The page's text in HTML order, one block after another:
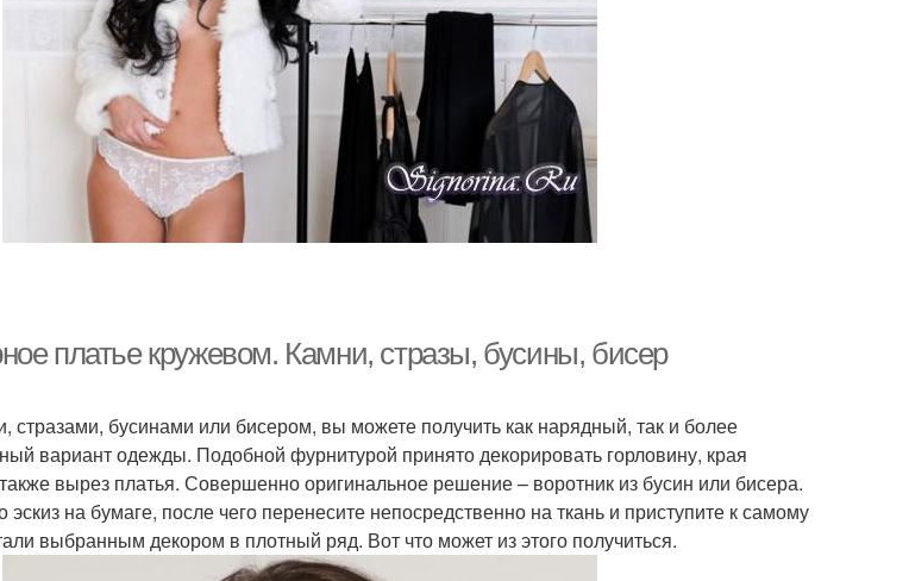
платье кружевом. Камни, стразы, бусины, бисер
стразами, бусинами или бисером, вы можете получить как нарядный, так и более
вариант одежды. Подобной фурнитурой принято декорировать горловину, края
вырез платья. Совершенно оригинальное решение – воротник из бусин или бисера.
эскиз на бумаге, после чего перенесите непосредственно на ткань и приступите к самому
выбранным декором в плотный ряд. Вот что может из этого получиться.